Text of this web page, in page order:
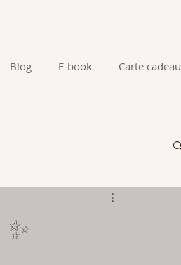
Blog E-book Carte cadeau